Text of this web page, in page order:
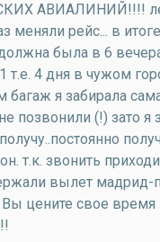
АВИАЛИНИЙ!!!!
меняли рейс... в
была в 6
т.е. 4 дня в чужом
я забирала
позвонили (!) зато я
т.к. звонить
вылет мадрид-
цените свое время